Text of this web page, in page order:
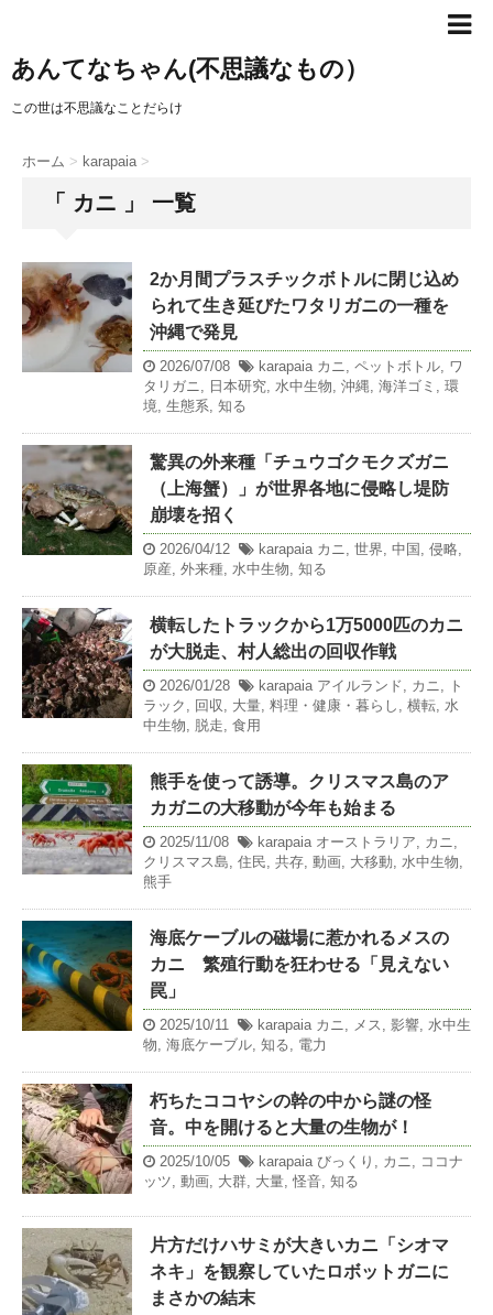
あんてなちゃん(不思議なもの）
この世は不思議なことだらけ
ホーム > karapaia >
「 カニ 」 一覧
2か月間プラスチックボトルに閉じ込め
られて生き延びたワタリガニの一種を
沖縄で発見
2026/07/08 karapaia カニ, ペットボトル, ワ
タリガニ, 日本研究, 水中生物, 沖縄, 海洋ゴミ , 環
境, 生態系, 知る
驚異の外来種「チュウゴクモクズガニ
（上海蟹）」が世界各地に侵略し堤防
崩壊を招く
2026/04/12 karapaia カニ, 世界, 中国 , 侵略,
原産, 外来種, 水中生物, 知る
横転したトラックから1万5000匹のカニ
が大脱走、村人総出の回収作戦
2026/01/28 karapaia アイルランド, カニ,
ト
ラック , 回収, 大量, 料理・健康・暮らし , 横転, 水
中生物, 脱走, 食用
熊手を使って誘導。クリスマス島のア
カガニの大移動が今年も始まる
2025/11/08 karapaia オーストラリア, カニ,
クリスマス島, 住民, 共存, 動画, 大移動, 水中生物,
熊手
海底ケーブルの磁場に惹かれるメスの
カニ 繁殖行動を狂わせる「見えない
罠」
2025/10/11 karapaia カニ, メス , 影響, 水中生
物, 海底ケーブル, 知る, 電力
朽ちたココヤシの幹の中から謎の怪
音。中を開けると大量の生物が！
2025/10/05 karapaia びっくり , カニ, ココナ
ッツ, 動画, 大群, 大量, 怪音, 知る
片方だけハサミが大きいカニ「シオマ
ネキ」を観察していたロボットガニに
まさかの結末